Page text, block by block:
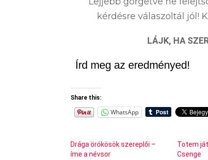
kérdésre válaszoltál jól!
LÁJK, HA
Írd meg az eredményed!
Share this:
WhatsApp
Drága örökösök szereplői –
íme a névsor
Totem
Csenge